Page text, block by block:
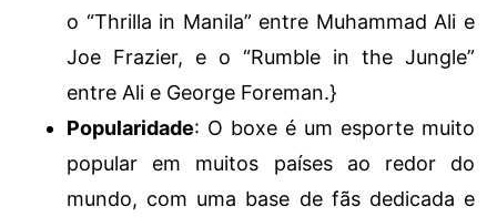
o “Thrilla in Manila” entre Muhammad Ali e
Joe Frazier, e o “Rumble in the Jungle”
entre Ali e George Foreman.}
Popularidade: O boxe é um esporte muito
popular em muitos países ao redor do
mundo, com uma base de fãs dedicada e